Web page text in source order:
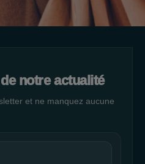
notre actualité
et ne manquez aucune